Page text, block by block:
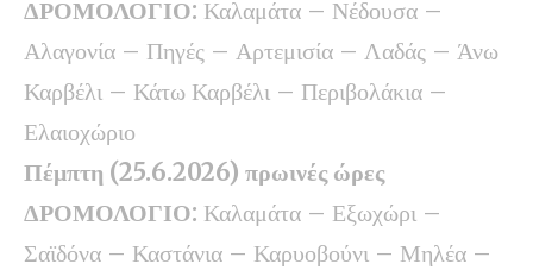
ΔΡΟΜΟΛΟΓΙΟ: Καλαμάτα – Νέδουσα –
Αλαγονία – Πηγές – Αρτεμισία – Λαδάς – Άνω
Καρβέλι – Κάτω Καρβέλι – Περιβολάκια –
Ελαιοχώριο
Πέμπτη (25.6.2026) πρωινές ώρες
ΔΡΟΜΟΛΟΓΙΟ: Καλαμάτα – Εξωχώρι –
Σαϊδόνα – Καστάνια – Καρυοβούνι – Μηλέα –